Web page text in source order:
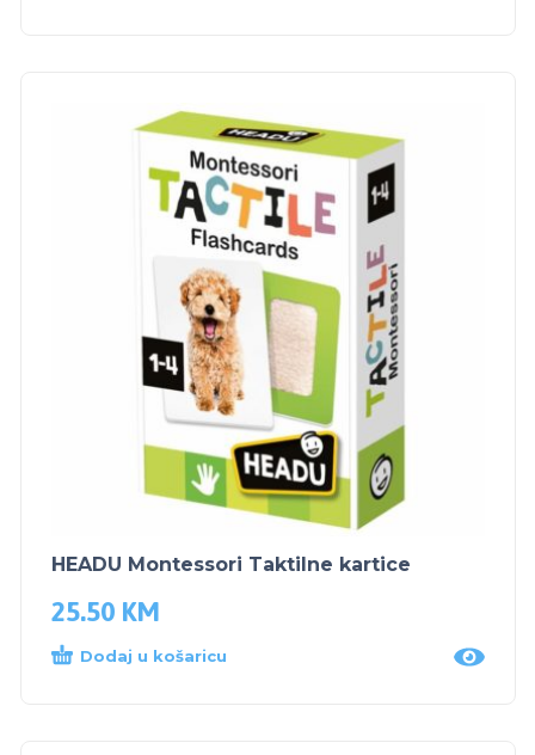
HEADU Montessori Taktilne kartice
25.50 KM
Dodaj u košaricu